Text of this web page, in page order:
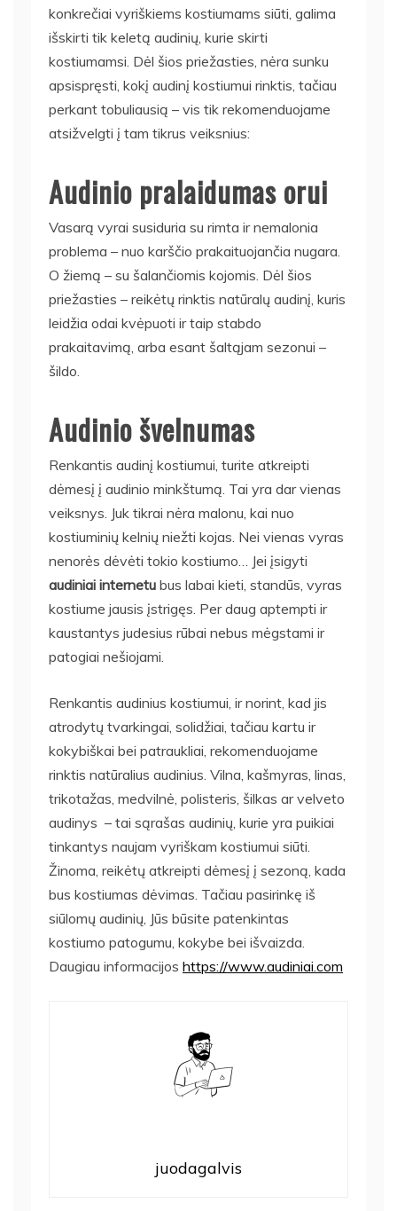
konkrečiai vyriškiems kostiumams siūti, galima
išskirti tik keletą audinių, kurie skirti
kostiumamsi. Dėl šios priežasties, nėra sunku
apsispręsti, kokį audinį kostiumui rinktis, tačiau
perkant tobuliausią – vis tik rekomenduojame
atsižvelgti į tam tikrus veiksnius:
Audinio pralaidumas orui
Vasarą vyrai susiduria su rimta ir nemalonia
problema – nuo karščio prakaituojančia nugara.
O žiemą – su šalančiomis kojomis. Dėl šios
priežasties – reikėtų rinktis natūralų audinį, kuris
leidžia odai kvėpuoti ir taip stabdo
prakaitavimą, arba esant šaltąjam sezonui –
šildo.
Audinio švelnumas
Renkantis audinį kostiumui, turite atkreipti
dėmesį į audinio minkštumą. Tai yra dar vienas
veiksnys. Juk tikrai nėra malonu, kai nuo
kostiuminių kelnių niežti kojas. Nei vienas vyras
nenorės dėvėti tokio kostiumo… Jei įsigyti
audiniai internetu bus labai kieti, standūs, vyras
kostiume jausis įstrigęs. Per daug aptempti ir
kaustantys judesius rūbai nebus mėgstami ir
patogiai nešiojami.
Renkantis audinius kostiumui, ir norint, kad jis
atrodytų tvarkingai, solidžiai, tačiau kartu ir
kokybiškai bei patraukliai, rekomenduojame
rinktis natūralius audinius. Vilna, kašmyras, linas,
trikotažas, medvilnė, polisteris, šilkas ar velveto
audinys – tai sąrašas audinių, kurie yra puikiai
tinkantys naujam vyriškam kostiumui siūti.
Žinoma, reikėtų atkreipti dėmesį į sezoną, kada
bus kostiumas dėvimas. Tačiau pasirinkę iš
siūlomų audinių, Jūs būsite patenkintas
kostiumo patogumu, kokybe bei išvaizda.
Daugiau informacijos https://www.audiniai.com
juodagalvis